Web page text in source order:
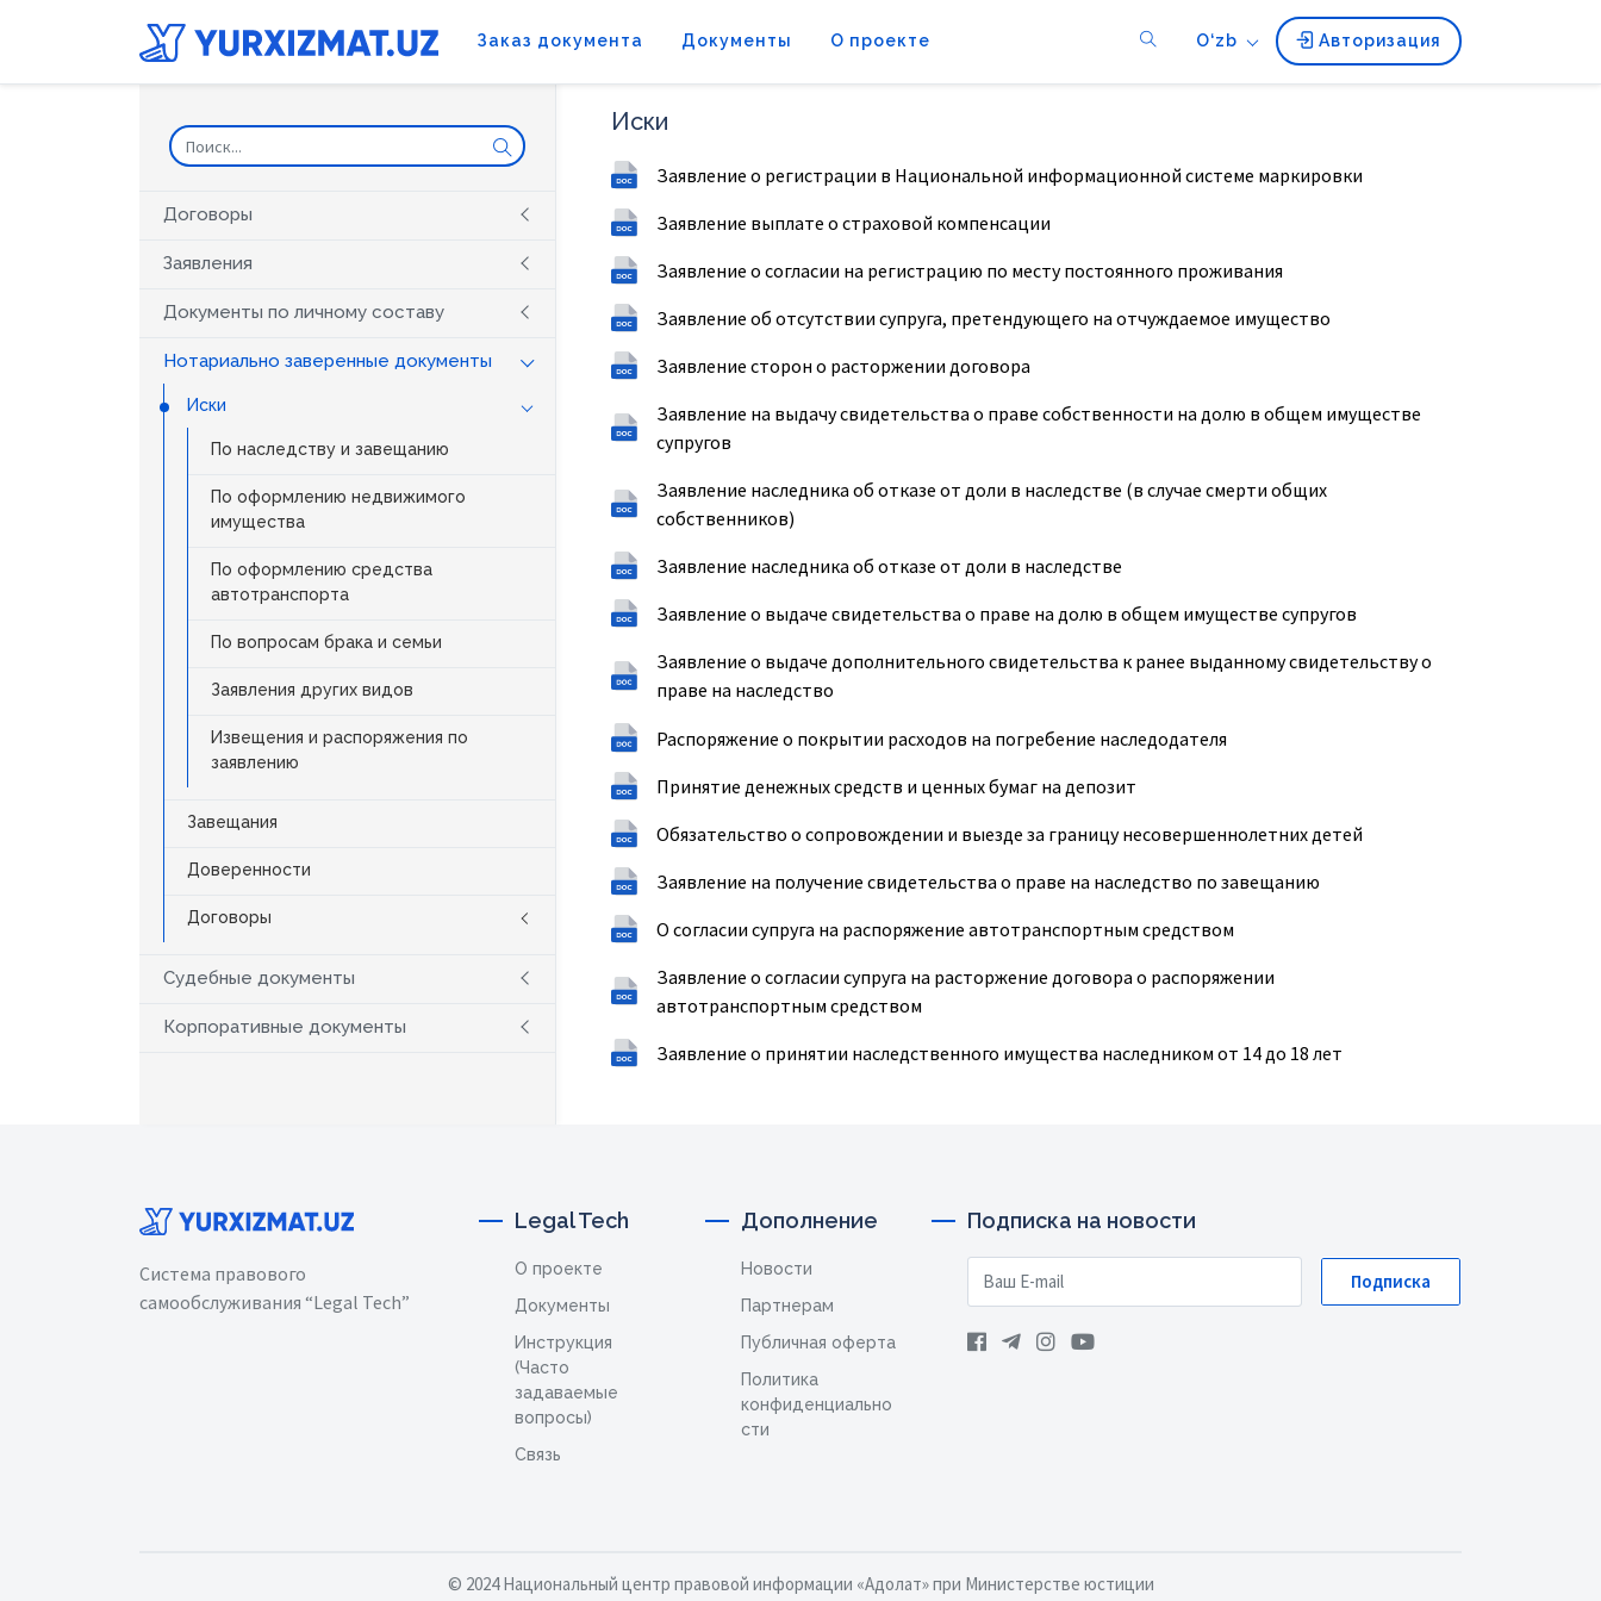
Заказ документа Документы О проекте O‘zb Авторизация
Договоры
Заявления
Документы по личному составу
Нотариально заверенные документы
Иски
По наследству и завещанию
По оформлению недвижимого
имущества
По оформлению средства
автотранспорта
По вопросам брака и семьи
Заявления других видов
Извещения и распоряжения по
заявлению
Завещания
Доверенности
Договоры
Судебные документы
Корпоративные документы
Иски
Заявление о регистрации в Национальной информационной системе маркировки
Заявление выплате о страховой компенсации
Заявление о согласии на регистрацию по месту постоянного проживания
Заявление об отсутствии супруга, претендующего на отчуждаемое имущество
Заявление сторон о расторжении договора
Заявление на выдачу свидетельства о праве собственности на долю в общем имуществе
супругов
Заявление наследника об отказе от доли в наследстве (в случае смерти общих
собственников)
Заявление наследника об отказе от доли в наследстве
Заявление о выдаче свидетельства о праве на долю в общем имуществе супругов
Заявление о выдаче дополнительного свидетельства к ранее выданному свидетельству о
праве на наследство
Распоряжение о покрытии расходов на погребение наследодателя
Принятие денежных средств и ценных бумаг на депозит
Обязательство о сопровождении и выезде за границу несовершеннолетних детей
Заявление на получение свидетельства о праве на наследство по завещанию
О согласии супруга на распоряжение автотранспортным средством
Заявление о согласии супруга на расторжение договора о распоряжении
автотранспортным средством
Заявление о принятии наследственного имущества наследником от 14 до 18 лет
Система правового
самообслуживания “Legal Tech”
Legal Tech
О проекте
Документы
Инструкция
(Часто
задаваемые
вопросы)
Связь
Дополнение
Новости
Партнерам
Публичная оферта
Политика
конфиденциально
сти
Подписка на новости
Подписка
© 2024 Национальный центр правовой информации «Адолат» при Министерстве юстиции